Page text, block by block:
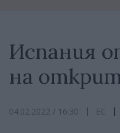
Испания
на
04.02.2022 / 16:30 ЕС